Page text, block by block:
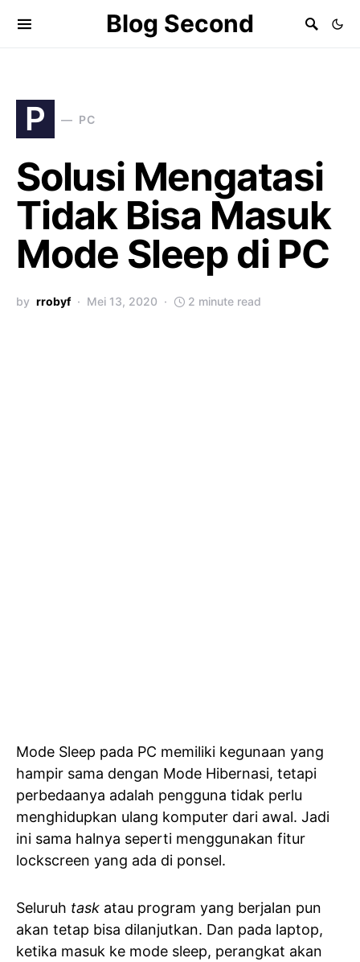
Blog Second
P PC
Solusi Mengatasi
Tidak Bisa Masuk
Mode Sleep di PC
by rrobyf Mei 13, 2020 2 minute read
Mode Sleep pada PC memiliki kegunaan yang
hampir sama dengan Mode Hibernasi, tetapi
perbedaanya adalah pengguna tidak perlu
menghidupkan ulang komputer dari awal. Jadi
ini sama halnya seperti menggunakan fitur
lockscreen yang ada di ponsel.
Seluruh task atau program yang berjalan pun
akan tetap bisa dilanjutkan. Dan pada laptop,
ketika masuk ke mode sleep, perangkat akan